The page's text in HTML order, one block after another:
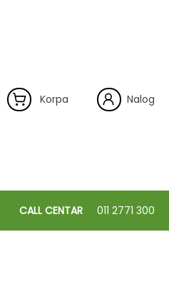
Korpa Nalog
CALL CENTAR 011 2771 300